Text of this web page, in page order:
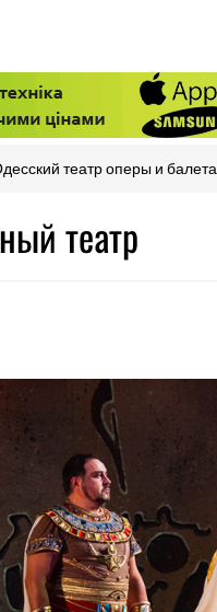
театр оперы и балета
театр